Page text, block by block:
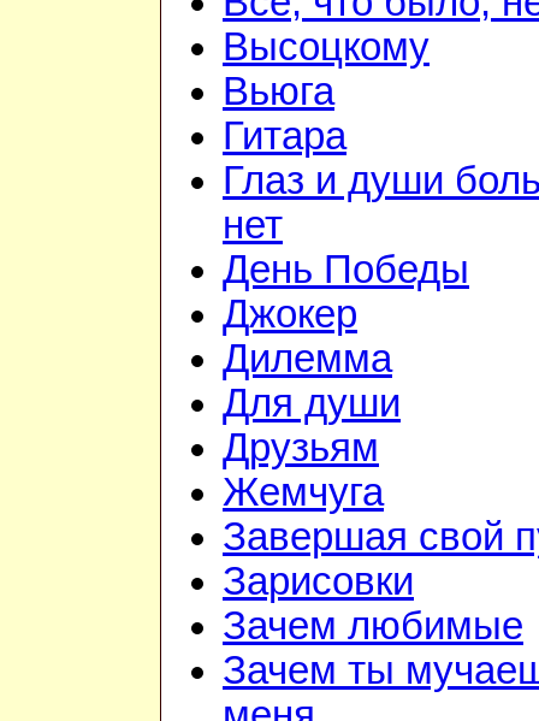
Высоцкому
Вьюга
Гитара
Глаз и души
нет
День Победы
Джокер
Дилемма
Для души
Друзьям
Жемчуга
Завершая свой
Зарисовки
Зачем любимые
Зачем ты